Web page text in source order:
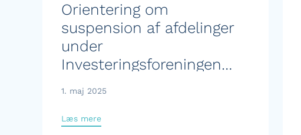
Orientering om
suspension af afdelinger
under
Investeringsforeningen
2025
1. maj 2025
Læs mere